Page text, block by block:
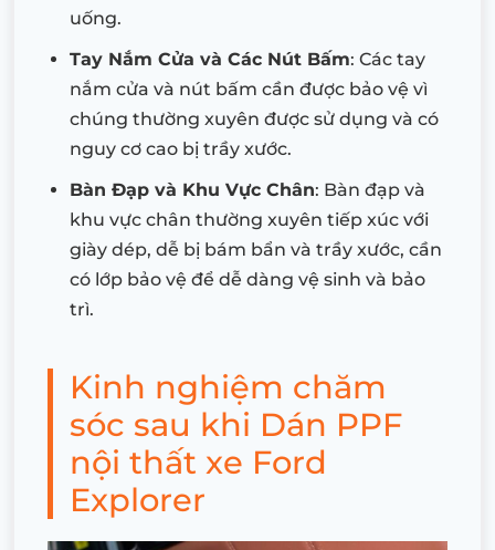
uống.
Tay Nắm Cửa và Các Nút Bấm: Các tay
nắm cửa và nút bấm cần được bảo vệ vì
chúng thường xuyên được sử dụng và có
nguy cơ cao bị trầy xước.
Bàn Đạp và Khu Vực Chân: Bàn đạp và
khu vực chân thường xuyên tiếp xúc với
giày dép, dễ bị bám bẩn và trầy xước, cần
có lớp bảo vệ để dễ dàng vệ sinh và bảo
trì.
Kinh nghiệm chăm
sóc sau khi Dán PPF
nội thất xe Ford
Explorer